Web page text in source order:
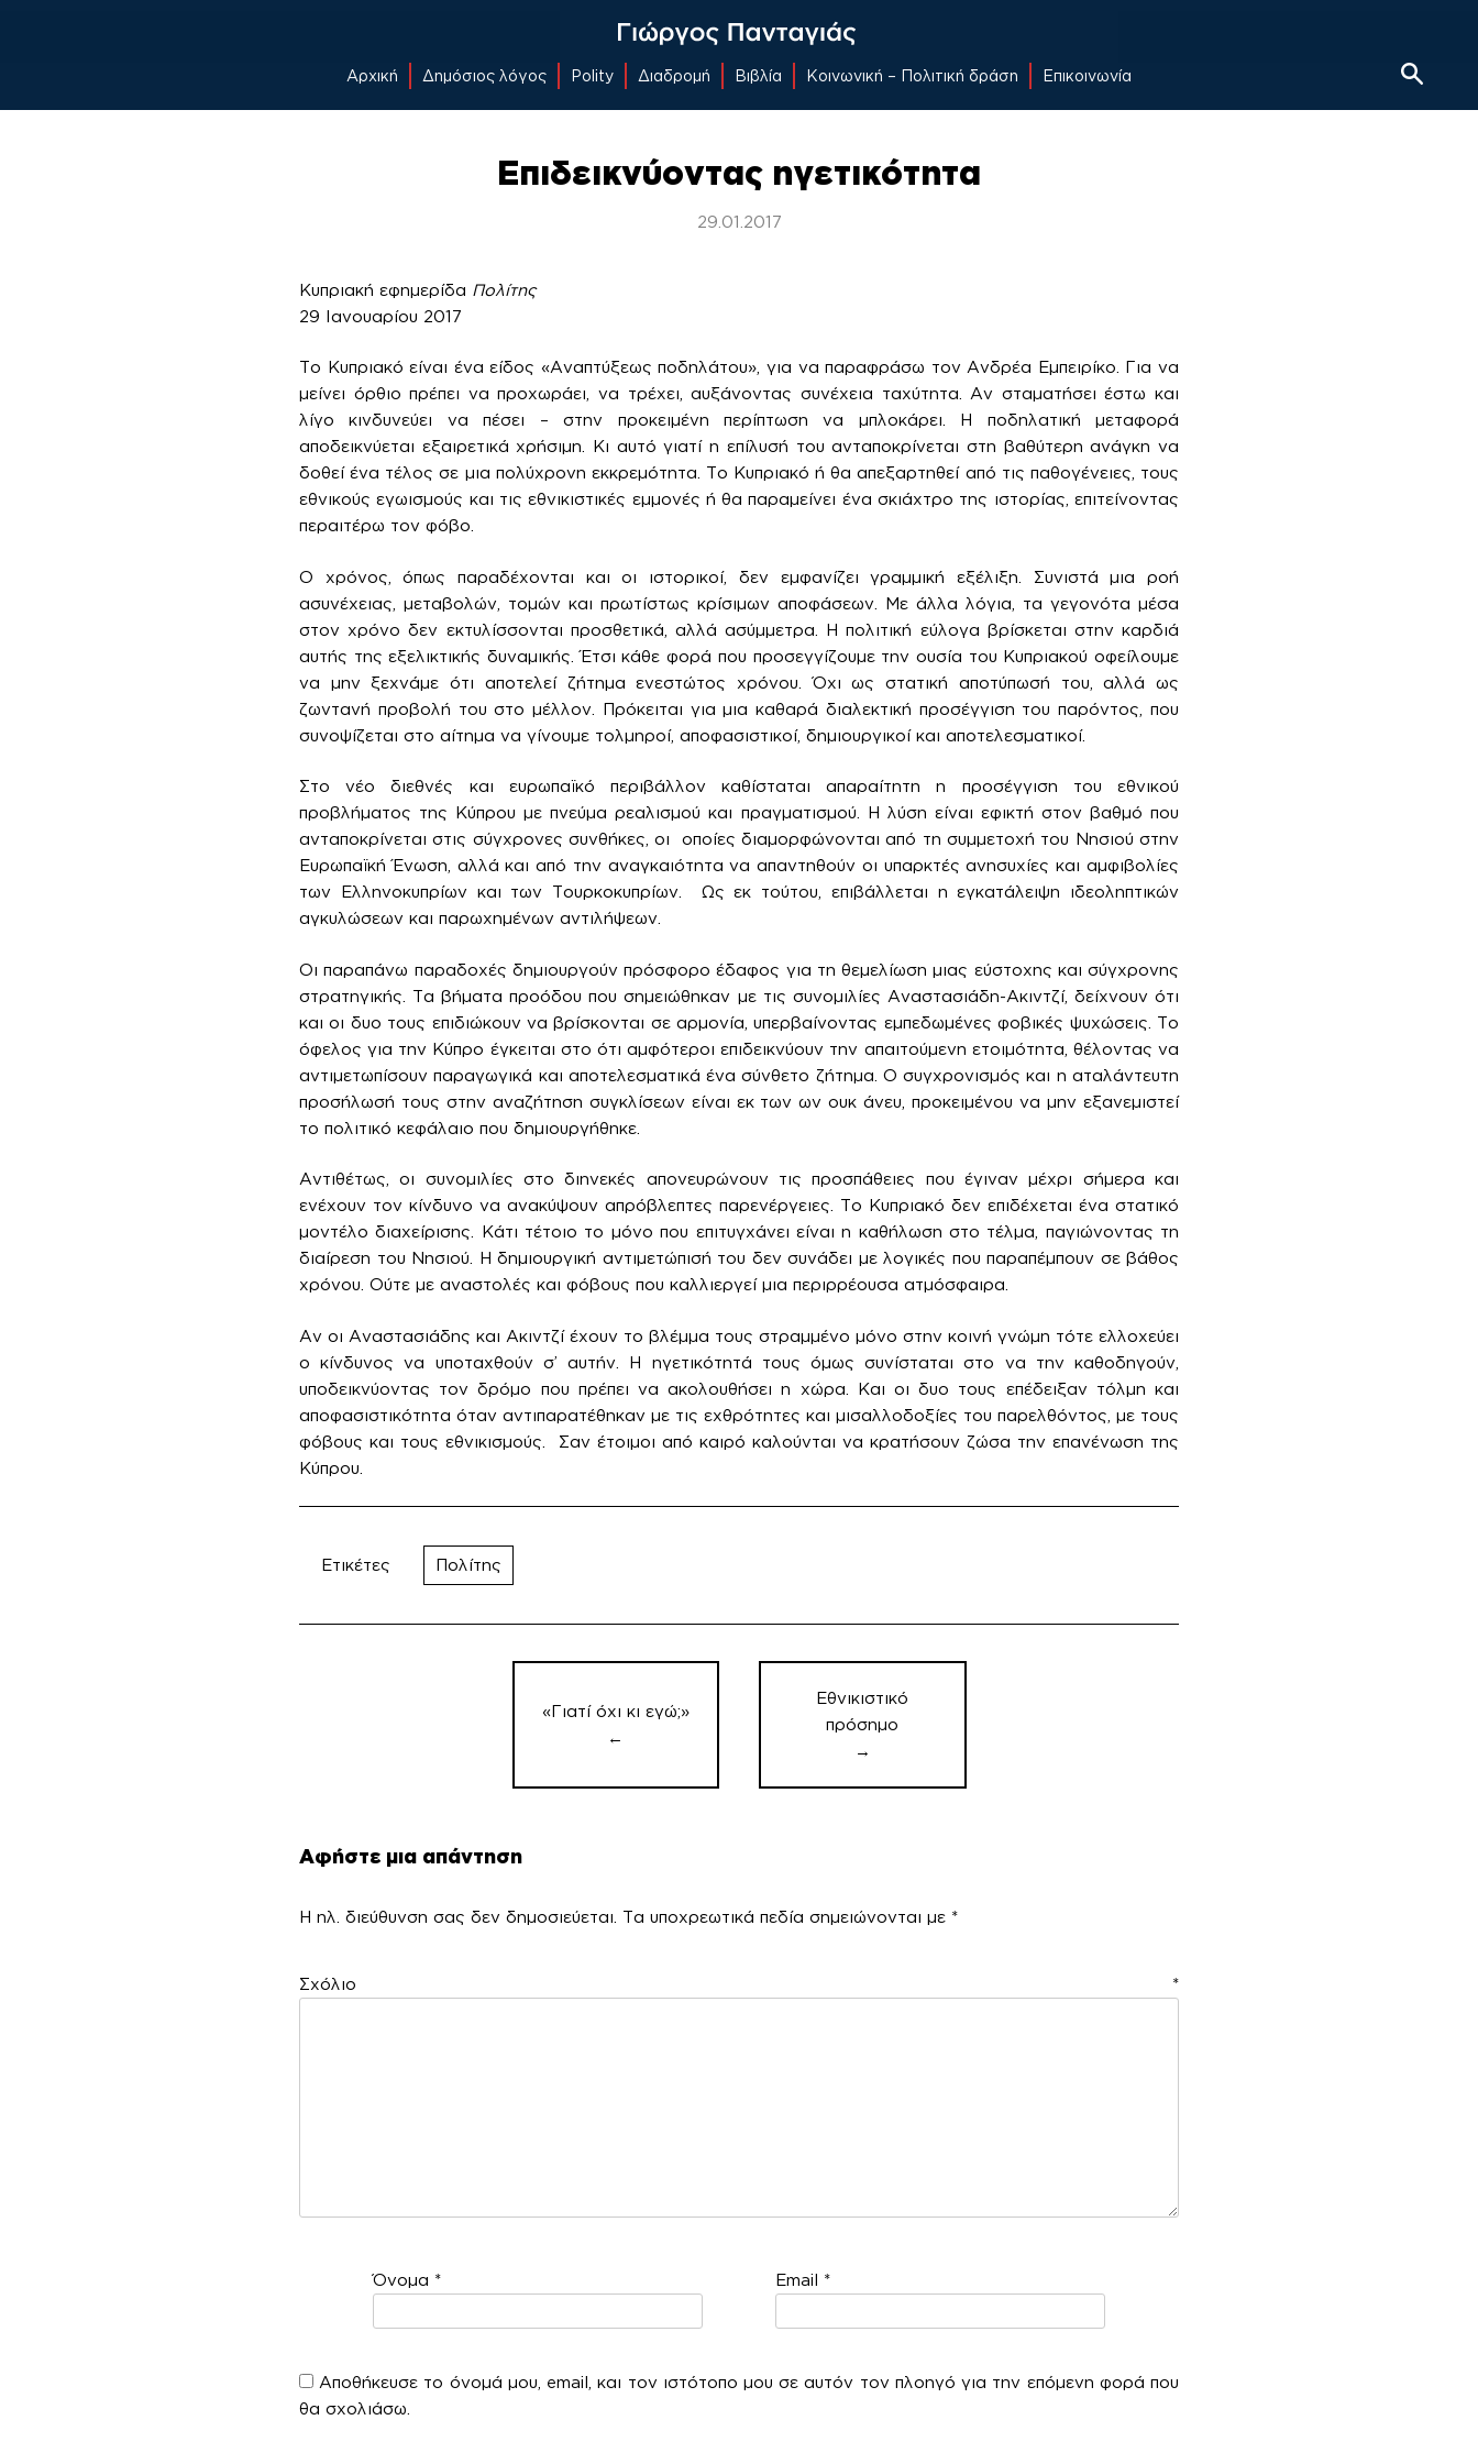
Αρχική Δημόσιος λόγος Polity Διαδρομή Βιβλία Κοινωνική – Πολιτική δράση Επικοινωνία
Επιδεικνύοντας ηγετικότητα
29.01.2017
Κυπριακή εφημερίδα Πολίτης
29 Ιανουαρίου 2017
Το Κυπριακό είναι ένα είδος «Αναπτύξεως ποδηλάτου», για να παραφράσω τον Ανδρέα Εμπειρίκο. Για να
μείνει όρθιο πρέπει να προχωράει, να τρέχει, αυξάνοντας συνέχεια ταχύτητα. Αν σταματήσει έστω και
λίγο κινδυνεύει να πέσει – στην προκειμένη περίπτωση να μπλοκάρει. Η ποδηλατική μεταφορά
αποδεικνύεται εξαιρετικά χρήσιμη. Κι αυτό γιατί η επίλυσή του ανταποκρίνεται στη βαθύτερη ανάγκη να
δοθεί ένα τέλος σε μια πολύχρονη εκκρεμότητα. Το Κυπριακό ή θα απεξαρτηθεί από τις παθογένειες, τους
εθνικούς εγωισμούς και τις εθνικιστικές εμμονές ή θα παραμείνει ένα σκιάχτρο της ιστορίας, επιτείνοντας
περαιτέρω τον φόβο.
Ο χρόνος, όπως παραδέχονται και οι ιστορικοί, δεν εμφανίζει γραμμική εξέλιξη. Συνιστά μια ροή
ασυνέχειας, μεταβολών, τομών και πρωτίστως κρίσιμων αποφάσεων. Με άλλα λόγια, τα γεγονότα μέσα
στον χρόνο δεν εκτυλίσσονται προσθετικά, αλλά ασύμμετρα. Η πολιτική εύλογα βρίσκεται στην καρδιά
αυτής της εξελικτικής δυναμικής. Έτσι κάθε φορά που προσεγγίζουμε την ουσία του Κυπριακού οφείλουμε
να μην ξεχνάμε ότι αποτελεί ζήτημα ενεστώτος χρόνου. Όχι ως στατική αποτύπωσή του, αλλά ως
ζωντανή προβολή του στο μέλλον. Πρόκειται για μια καθαρά διαλεκτική προσέγγιση του παρόντος, που
συνοψίζεται στο αίτημα να γίνουμε τολμηροί, αποφασιστικοί, δημιουργικοί και αποτελεσματικοί.
Στο νέο διεθνές και ευρωπαϊκό περιβάλλον καθίσταται απαραίτητη η προσέγγιση του εθνικού
προβλήματος της Κύπρου με πνεύμα ρεαλισμού και πραγματισμού. Η λύση είναι εφικτή στον βαθμό που
ανταποκρίνεται στις σύγχρονες συνθήκες, οι οποίες διαμορφώνονται από τη συμμετοχή του Νησιού στην
Ευρωπαϊκή Ένωση, αλλά και από την αναγκαιότητα να απαντηθούν οι υπαρκτές ανησυχίες και αμφιβολίες
των Ελληνοκυπρίων και των Τουρκοκυπρίων. Ως εκ τούτου, επιβάλλεται η εγκατάλειψη ιδεοληπτικών
αγκυλώσεων και παρωχημένων αντιλήψεων.
Οι παραπάνω παραδοχές δημιουργούν πρόσφορο έδαφος για τη θεμελίωση μιας εύστοχης και σύγχρονης
στρατηγικής. Τα βήματα προόδου που σημειώθηκαν με τις συνομιλίες Αναστασιάδη-Ακιντζί, δείχνουν ότι
και οι δυο τους επιδιώκουν να βρίσκονται σε αρμονία, υπερβαίνοντας εμπεδωμένες φοβικές ψυχώσεις. Το
όφελος για την Κύπρο έγκειται στο ότι αμφότεροι επιδεικνύουν την απαιτούμενη ετοιμότητα, θέλοντας να
αντιμετωπίσουν παραγωγικά και αποτελεσματικά ένα σύνθετο ζήτημα. Ο συγχρονισμός και η αταλάντευτη
προσήλωσή τους στην αναζήτηση συγκλίσεων είναι εκ των ων ουκ άνευ, προκειμένου να μην εξανεμιστεί
το πολιτικό κεφάλαιο που δημιουργήθηκε.
Αντιθέτως, οι συνομιλίες στο διηνεκές απονευρώνουν τις προσπάθειες που έγιναν μέχρι σήμερα και
ενέχουν τον κίνδυνο να ανακύψουν απρόβλεπτες παρενέργειες. Το Κυπριακό δεν επιδέχεται ένα στατικό
μοντέλο διαχείρισης. Κάτι τέτοιο το μόνο που επιτυγχάνει είναι η καθήλωση στο τέλμα, παγιώνοντας τη
διαίρεση του Νησιού. Η δημιουργική αντιμετώπισή του δεν συνάδει με λογικές που παραπέμπουν σε βάθος
χρόνου. Ούτε με αναστολές και φόβους που καλλιεργεί μια περιρρέουσα ατμόσφαιρα.
Αν οι Αναστασιάδης και Ακιντζί έχουν το βλέμμα τους στραμμένο μόνο στην κοινή γνώμη τότε ελλοχεύει
ο κίνδυνος να υποταχθούν σ’ αυτήν. Η ηγετικότητά τους όμως συνίσταται στο να την καθοδηγούν,
υποδεικνύοντας τον δρόμο που πρέπει να ακολουθήσει η χώρα. Και οι δυο τους επέδειξαν τόλμη και
αποφασιστικότητα όταν αντιπαρατέθηκαν με τις εχθρότητες και μισαλλοδοξίες του παρελθόντος, με τους
φόβους και τους εθνικισμούς. Σαν έτοιμοι από καιρό καλούνται να κρατήσουν ζώσα την επανένωση της
Κύπρου.
Ετικέτες Πολίτης
Πλοήγηση
«Γιατί όχι κι εγώ;»
←
Εθνικιστικό
πρόσημο
→
Αφήστε μια απάντηση
Η ηλ. διεύθυνση σας δεν δημοσιεύεται. Τα υποχρεωτικά πεδία σημειώνονται με *
Σχόλιο *
Όνομα * Email *
Αποθήκευσε το όνομά μου, email, και τον ιστότοπο μου σε αυτόν τον πλοηγό για την επόμενη φορά που
θα σχολιάσω.